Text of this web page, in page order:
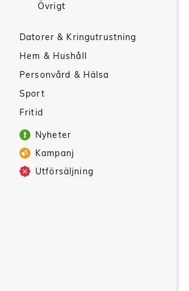
Övrigt
Datorer & Kringutrustning
Hem & Hushåll
Personvård & Hälsa
Sport
Fritid
Nyheter
Kampanj
Utförsäljning